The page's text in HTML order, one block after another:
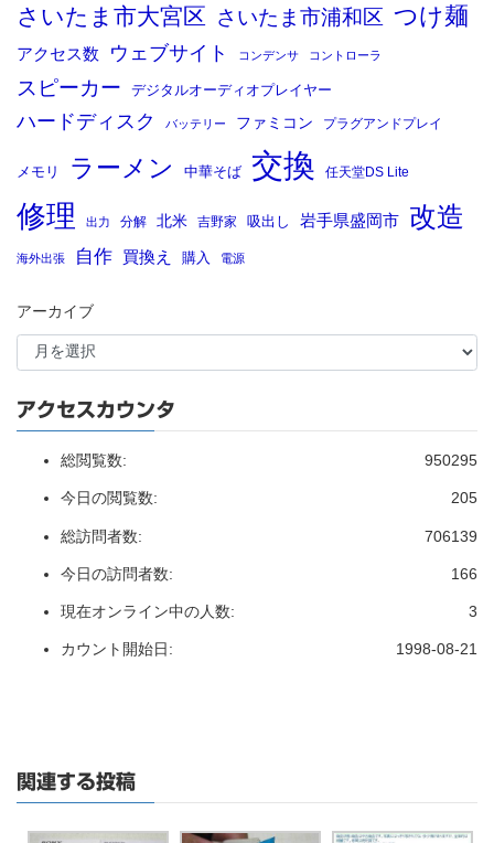
さいたま市大宮区 さいたま市浦和区 つけ麺
アクセス数 ウェブサイト コンデンサ コントローラ
スピーカー デジタルオーディオプレイヤー
ハードディスク バッテリー ファミコン プラグアンドプレイ
メモリ ラーメン 中華そば 交換 任天堂DS Lite
修理 出力 分解 北米 吉野家 吸出し 岩手県盛岡市 改造
海外出張 自作 買換え 購入 電源
アーカイブ
アクセスカウンタ
950295
総閲覧数:
205
今日の閲覧数:
706139
総訪問者数:
166
今日の訪問者数:
3
現在オンライン中の人数:
1998-08-21
カウント開始日:
関連する投稿